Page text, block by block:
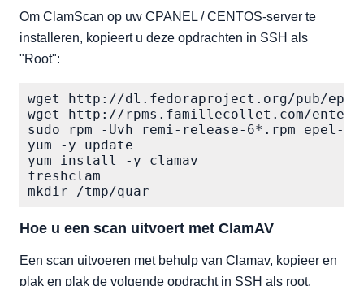
Om ClamScan op uw CPANEL / CENTOS-server te
installeren, kopieert u deze opdrachten in SSH als
"Root":
wget http://dl.fedoraproject.org/pub/epel/
wget http://rpms.famillecollet.com/
sudo rpm -Uvh remi-release-6*.rpm epel-
yum -y update
yum install -y clamav
freshclam
Hoe u een scan uitvoert met ClamAV
Een scan uitvoeren met behulp van Clamav, kopieer en
plak en plak de volgende opdracht in SSH als root.